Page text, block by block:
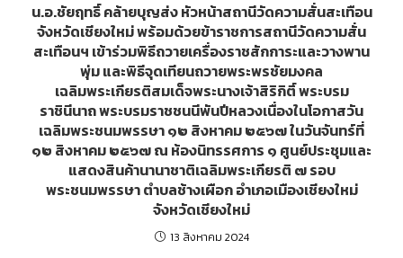
น.อ.ชัยฤทธิ์ คล้ายบุญส่ง หัวหน้าสถานีวัดความสั่นสะเทือน
จังหวัดเชียงใหม่ พร้อมด้วยข้าราชการสถานีวัดความสั่น
สะเทือนฯ เข้าร่วมพิธีถวายเครื่องราชสักการะและวางพาน
พุ่ม และพิธีจุดเทียนถวายพระพรชัยมงคล
เฉลิมพระเกียรติสมเด็จพระนางเจ้าสิริกิติ์ พระบรม
ราชินีนาถ พระบรมราชชนนีพันปีหลวงเนื่องในโอกาสวัน
เฉลิมพระชนมพรรษา ๑๒ สิงหาคม ๒๕๖๗ ในวันจันทร์ที่
๑๒ สิงหาคม ๒๕๖๗ ณ ห้องนิทรรศการ ๑ ศูนย์ประชุมและ
แสดงสินค้านานาชาติเฉลิมพระเกียรติ ๗ รอบ
พระชนมพรรษา ตำบลช้างเผือก อำเภอเมืองเชียงใหม่
จังหวัดเชียงใหม่
13 สิงหาคม 2024